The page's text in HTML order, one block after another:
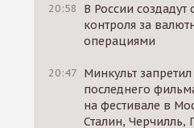
20:58
В России создадут
контроля за
операциями
20:47 Минкульт
последнего
на фестивале в
Сталин, Черчилль,